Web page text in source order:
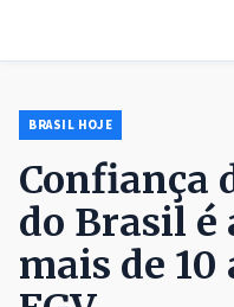
BRASIL HOJE
Confiança
do Brasil é
mais de